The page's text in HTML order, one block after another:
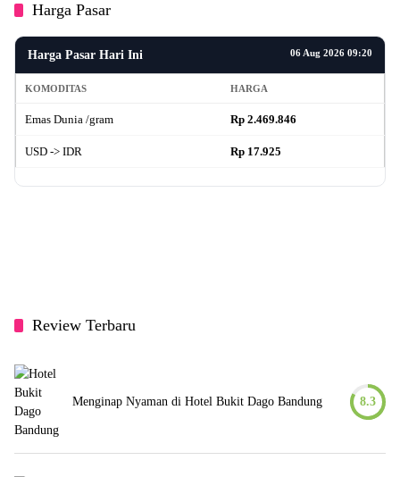
Harga Pasar
Harga Pasar Hari Ini 06 Aug 2026 09:20
KOMODITAS HARGA
Emas Dunia /gram Rp 2.469.846
USD -> IDR Rp 17.925
Review Terbaru
Menginap Nyaman di Hotel Bukit Dago Bandung 8.3